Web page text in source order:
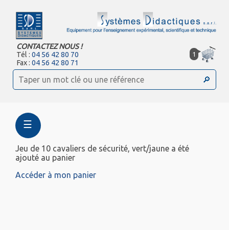
CONTACTEZ NOUS !
Tél :04 56 42 80 70
Fax :04 56 42 80 71
1
☰
Jeu de 10 cavaliers de sécurité, vert/jaune a été
ajouté au panier
Accéder à mon panier